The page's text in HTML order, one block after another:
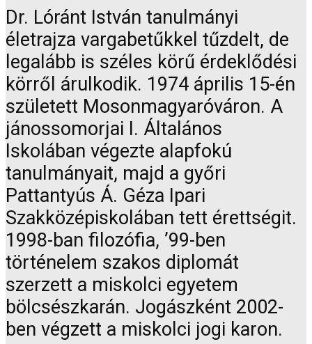
Dr. Lóránt István tanulmányi
életrajza vargabetűkkel tűzdelt, de
legalább is széles körű érdeklődési
körről árulkodik. 1974 április 15-én
született Mosonmagyaróváron. A
jánossomorjai I. Általános
Iskolában végezte alapfokú
tanulmányait, majd a győri
Pattantyús Á. Géza Ipari
Szakközépiskolában tett érettségit.
1998-ban filozófia, ’99-ben
történelem szakos diplomát
szerzett a miskolci egyetem
bölcsészkarán. Jogászként 2002-
ben végzett a miskolci jogi karon.